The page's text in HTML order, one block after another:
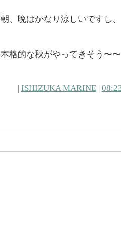
朝、晩はかなり涼しいですし
本格的な秋がやってきそう〜
| ISHIZUKA MARINE|